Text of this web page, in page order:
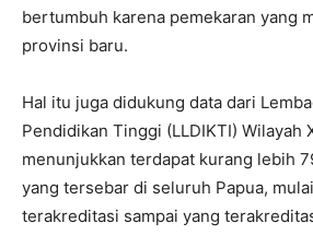
bertumbuh karena pemekaran yang
provinsi baru.
Hal itu juga didukung data dari
Pendidikan Tinggi (LLDIKTI) Wilayah
menunjukkan terdapat kurang lebih
yang tersebar di seluruh Papua,
terakreditasi sampai yang